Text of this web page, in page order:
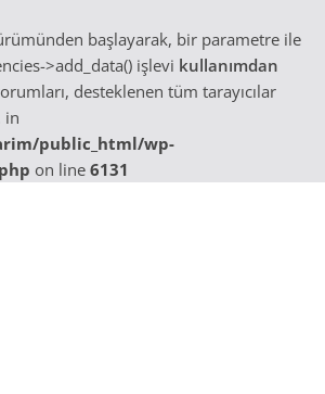
başlayarak, bir parametre ile
>add_data() işlevi kullanımdan
desteklenen tüm tarayıcılar
in
public_html/wp-
on line 6131